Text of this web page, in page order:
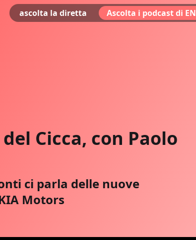
ascolta la diretta Ascolta i podcast di
Cicca, con Paolo
ci parla delle nuove
Motors